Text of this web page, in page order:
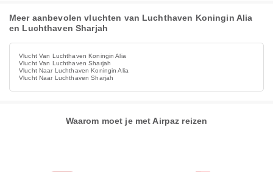
Meer aanbevolen vluchten van Luchthaven Koningin Alia
en Luchthaven Sharjah
Vlucht Van Luchthaven Koningin Alia
Vlucht Van Luchthaven Sharjah
Vlucht Naar Luchthaven Koningin Alia
Vlucht Naar Luchthaven Sharjah
Waarom moet je met Airpaz reizen